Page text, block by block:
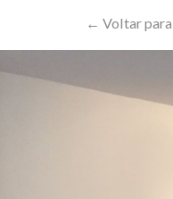
← Voltar para